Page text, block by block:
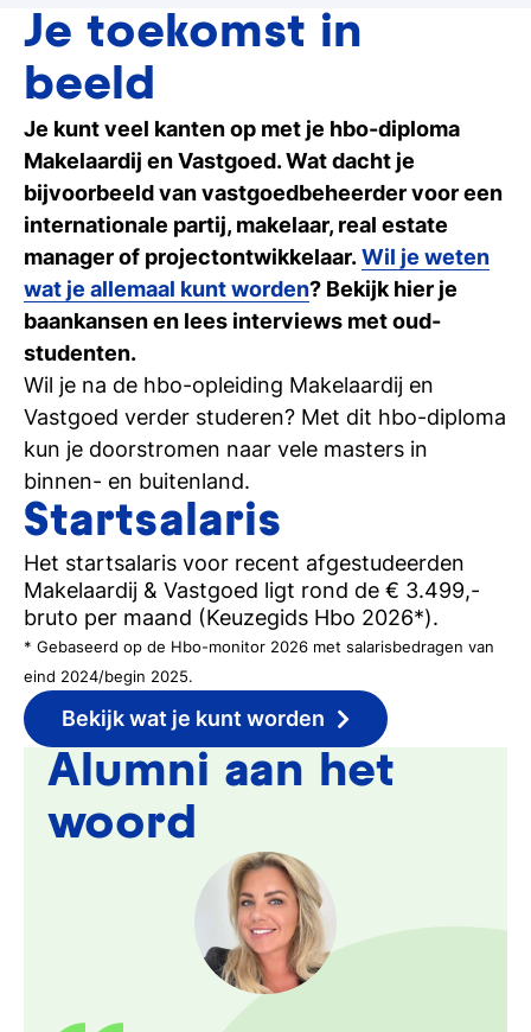
Ontdek Tio's opleidingen op de open dag
Meelopen/Proefstuderen
Ontdek hoe het is om student bij Tio te
zijn
Persoonlijk gesprek
Stel al jouw vragen in een 1-op-1-gesprek
Inschrijven studie
Weet je het al? Schrijf je dan in bij Tio
Je toekomst in
beeld
Je kunt veel kanten op met je hbo-diploma
Makelaardij en Vastgoed. Wat dacht je
bijvoorbeeld van vastgoedbeheerder voor een
internationale partij, makelaar, real estate
manager of projectontwikkelaar.Wil je weten
wat je allemaal kunt worden? Bekijk hier je
baankansen en lees interviews met oud-
studenten.
Wil je na de hbo-opleiding Makelaardij en
Vastgoed verder studeren? Met dit hbo-diploma
kun je doorstromen naar vele masters in
binnen- en buitenland.
Startsalaris
Het startsalaris voor recent afgestudeerden
Makelaardij & Vastgoed ligt rond de € 3.499,-
bruto per maand (Keuzegids Hbo 2026*).
* Gebaseerd op de Hbo-monitor 2026 met salarisbedragen van
eind 2024/begin 2025.
Bekijk wat je kunt worden
Alumni aan het
woord